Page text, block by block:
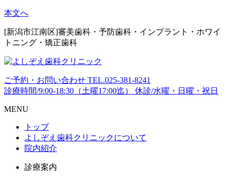
本文へ
[新潟市江南区]審美歯科・予防歯科・インプラント・ホワイ
トニング・矯正歯科
ご予約・お問い合わせ TEL.025-381-8241
診療時間/9:00-18:30（土曜17:00迄）
休診/水曜・日曜・祝日
MENU
トップ
よしぞえ歯科クリニックについて
院内紹介
診療案内